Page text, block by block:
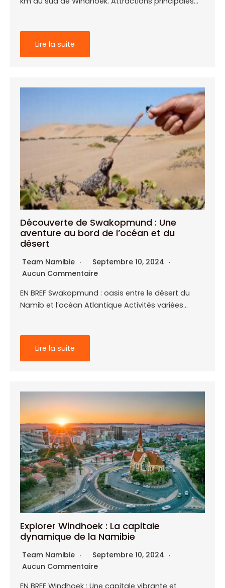
Lire la suite
Découverte de Swakopmund : Une
aventure au bord de l’océan et du
désert
Team Namibie
Septembre 10, 2024
Aucun Commentaire
EN BREF Swakopmund : oasis entre le désert du
Namib et l’océan Atlantique Activités variées…
Lire la suite
Explorer Windhoek : La capitale
dynamique de la Namibie
Team Namibie
Septembre 10, 2024
Aucun Commentaire